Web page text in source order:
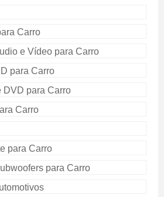
Carro
e Vídeo para Carro
para Carro
DVD para Carro
Carro
para Carro
para Carro